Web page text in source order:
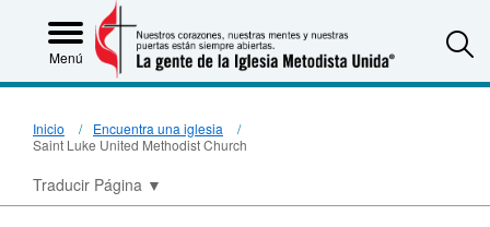
Menú
Inicio
Encuentra una iglesia
Saint Luke United Methodist Church
Traducir Página ▼